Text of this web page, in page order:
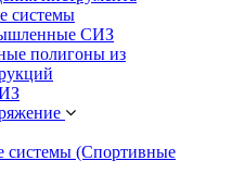
системы
СИЗ
полигоны из
системы (Спортивные